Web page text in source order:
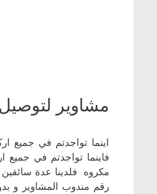
مشاوير
اينما تواجدتم في
فاينما تواجدتم في
مكروه فلدينا عدة
رقم مندوب المشاوير و